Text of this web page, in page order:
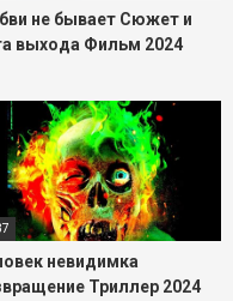
не бывает Сюжет и
выхода Фильм 2024
невидимка
Триллер 2024